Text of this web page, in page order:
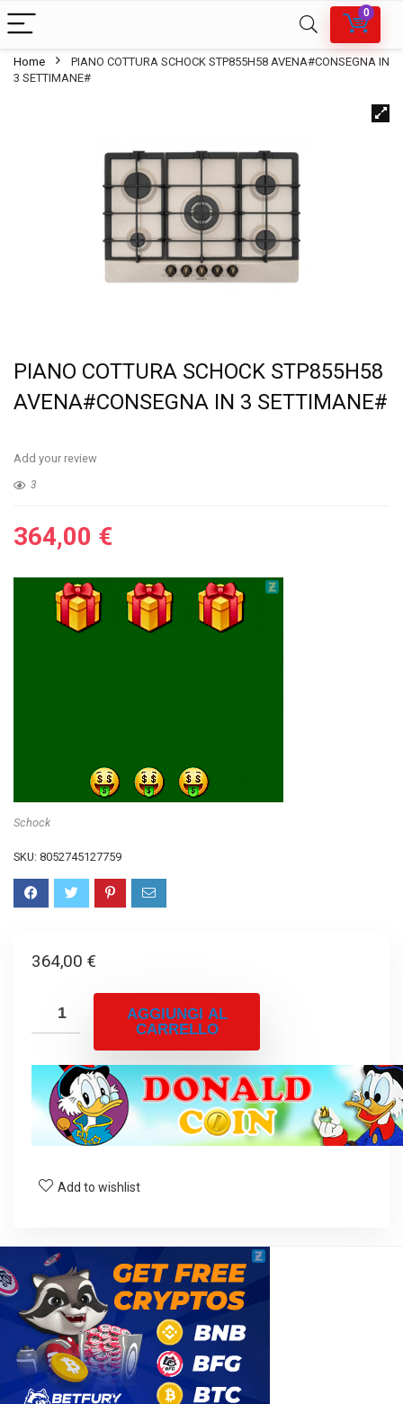
0
Home
PIANO COTTURA SCHOCK STP855H58 AVENA#CONSEGNA IN
3 SETTIMANE#
PIANO COTTURA SCHOCK STP855H58
AVENA#CONSEGNA IN 3 SETTIMANE#
Add your review
3
364,00 €
Schock
SKU: 8052745127759
364,00 €
AGGIUNGI AL
CARRELLO
Add to wishlist